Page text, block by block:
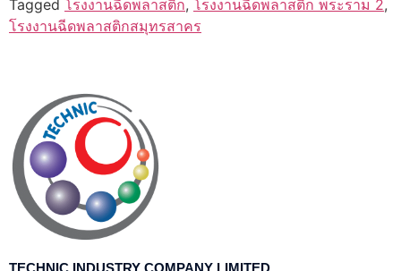
Tagged โรงงานฉีดพลาสติก, โรงงานฉีดพลาสติก พระราม 2,
โรงงานฉีดพลาสติกสมุทรสาคร